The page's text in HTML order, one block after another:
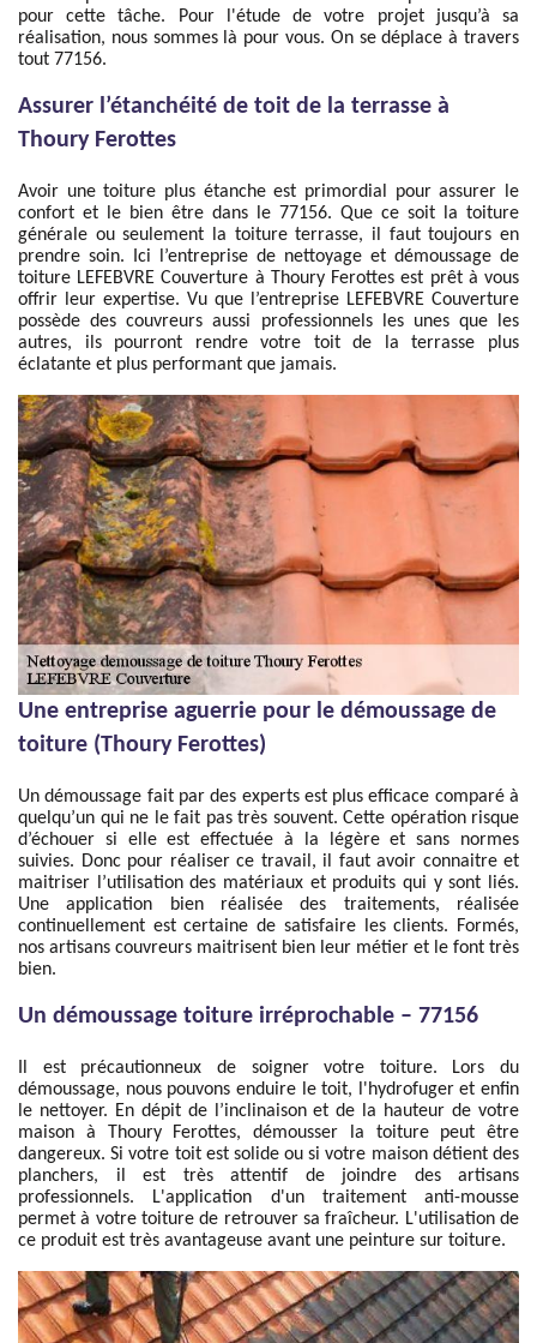
pour cette tâche. Pour l'étude de votre projet jusqu’à sa
réalisation, nous sommes là pour vous. On se déplace à travers
tout 77156.
Assurer l’étanchéité de toit de la terrasse à
Thoury Ferottes
Avoir une toiture plus étanche est primordial pour assurer le
confort et le bien être dans le 77156. Que ce soit la toiture
générale ou seulement la toiture terrasse, il faut toujours en
prendre soin. Ici l’entreprise de nettoyage et démoussage de
toiture LEFEBVRE Couverture à Thoury Ferottes est prêt à vous
offrir leur expertise. Vu que l’entreprise LEFEBVRE Couverture
possède des couvreurs aussi professionnels les unes que les
autres, ils pourront rendre votre toit de la terrasse plus
éclatante et plus performant que jamais.
Une entreprise aguerrie pour le démoussage de
toiture (Thoury Ferottes)
Un démoussage fait par des experts est plus efficace comparé à
quelqu’un qui ne le fait pas très souvent. Cette opération risque
d’échouer si elle est effectuée à la légère et sans normes
suivies. Donc pour réaliser ce travail, il faut avoir connaitre et
maitriser l’utilisation des matériaux et produits qui y sont liés.
Une application bien réalisée des traitements, réalisée
continuellement est certaine de satisfaire les clients. Formés,
nos artisans couvreurs maitrisent bien leur métier et le font très
bien.
Un démoussage toiture irréprochable – 77156
Il est précautionneux de soigner votre toiture. Lors du
démoussage, nous pouvons enduire le toit, l'hydrofuger et enfin
le nettoyer. En dépit de l’inclinaison et de la hauteur de votre
maison à Thoury Ferottes, démousser la toiture peut être
dangereux. Si votre toit est solide ou si votre maison détient des
planchers, il est très attentif de joindre des artisans
professionnels. L'application d'un traitement anti-mousse
permet à votre toiture de retrouver sa fraîcheur. L'utilisation de
ce produit est très avantageuse avant une peinture sur toiture.